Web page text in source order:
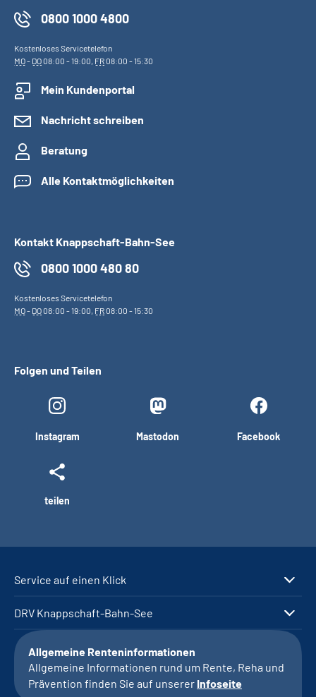
0800 1000 4800
Kostenloses Servicetelefon
MO- DO08:00 - 19:00, FR08:00 - 15:30
Mein Kundenportal
Nachricht schreiben
Beratung
Alle Kontaktmöglichkeiten
Kontakt Knappschaft-Bahn-See
0800 1000 480 80
Kostenloses Servicetelefon
MO- DO08:00 - 19:00, FR08:00 - 15:30
Folgen und Teilen
Instagram Mastodon Facebook
teilen
Service auf einen Klick
DRV Knappschaft-Bahn-See
Allgemeine Renteninformationen
Allgemeine Informationen rund um Rente, Reha und
Prävention finden Sie auf unserer Infoseite